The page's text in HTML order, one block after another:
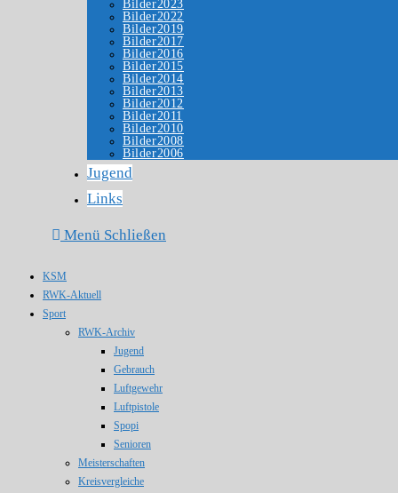
Bilder2023
Bilder2022
Bilder2019
Bilder2017
Bilder2016
Bilder2015
Bilder2014
Bilder2013
Bilder2012
Bilder2011
Bilder2010
Bilder2008
Bilder2006
Jugend
Links
Menü Schließen
KSM
RWK-Aktuell
Sport
RWK-Archiv
Jugend
Gebrauch
Luftgewehr
Luftpistole
Spopi
Senioren
Meisterschaften
Kreisvergleiche